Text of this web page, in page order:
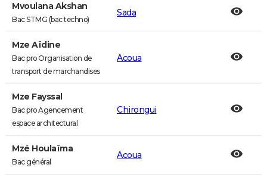
Mvoulana Akshan
Bac STMG (bac techno)
Sada
Mze Aïdine
Bac pro Organisation de
transport de marchandises
Acoua
Mze Fayssal
Bac pro Agencement
espace architectural
Chirongui
Mzé Houlaïma
Bac général
Acoua